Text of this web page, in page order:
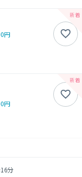
円
円
分